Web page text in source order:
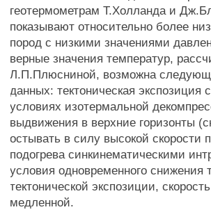
геотермометрам Т.Холланда и
показывают относительно более
пород с низкими значениями
верные значения температур,
Л.П.Плюсниной, возможна
данных: тектоническая
условиях изотермальной
выдвижения в верхние горизонты
остывать в силу высокой скорости
подогрева синкинематическими
условия одновременного
тектонической экспозиции,
медленной.